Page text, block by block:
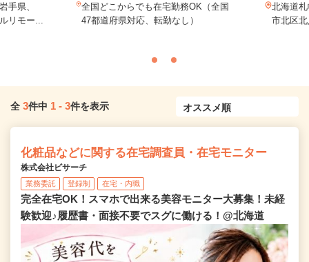
手県、
リモー...
全国どこからでも在宅勤務OK（全国
47都道府県対応、転勤なし）
北海道
市北区
全 3件中 1 - 3件を表示
化粧品などに関する在宅調査員・在宅モニター
株式会社ビサーチ
業務委託 登録制 在宅・内職
完全在宅OK！スマホで出来る美容モニター大募集！未経
験歓迎♪履歴書・面接不要でスグに働ける！@北海道